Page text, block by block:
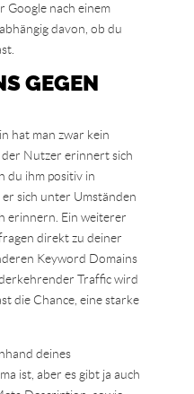
Google nach einem
davon, ob du
GEGEN
hat man zwar kein
Nutzer erinnert sich
du ihm positiv in
sich unter Umständen
erinnern. Ein weiterer
direkt zu deiner
Keyword Domains
Traffic wird
die Chance, eine starke
deines
ist, aber es gibt ja auch